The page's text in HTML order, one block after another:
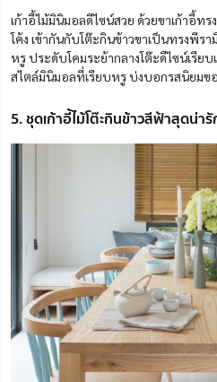
เก้าอี้ไม้มินิมอลดีไซน์สวย ด้วยขาเก้าอี้ท
โค้ง เข้ากันกับโต๊ะกินข้าวขาเป็นทรงพี
หรู ประดับโคมระย้ากลางโต๊ะดีไซน์เรีย
สไตล์มินิมอลที่เรียบหรู บ่งบอกรสนิยมขอ
5. ชุดเก้าอี้ไม้โต๊ะกินข้าวสีฟ้าสุดน่ารั